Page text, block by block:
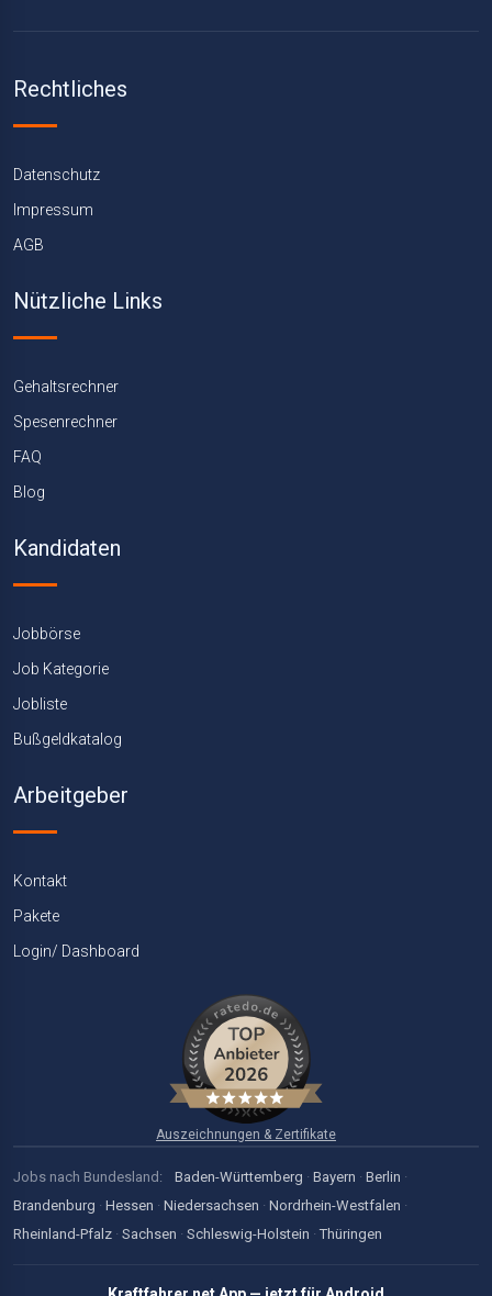
Rechtliches
Datenschutz
Impressum
AGB
Nützliche Links
Gehaltsrechner
Spesenrechner
FAQ
Blog
Kandidaten
Jobbörse
Job Kategorie
Jobliste
Bußgeldkatalog
Arbeitgeber
Kontakt
Pakete
Login/ Dashboard
Auszeichnungen & Zertifikate
Jobs nach Bundesland: Baden-Württemberg · Bayern · Berlin ·
Brandenburg · Hessen · Niedersachsen · Nordrhein-Westfalen ·
Rheinland-Pfalz · Sachsen · Schleswig-Holstein · Thüringen